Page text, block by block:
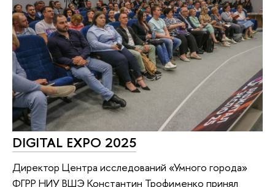
DIGITAL EXPO 2025
Директор Центра исследований «Умного города»
ФГРР НИУ ВШЭ Константин Трофименко принял